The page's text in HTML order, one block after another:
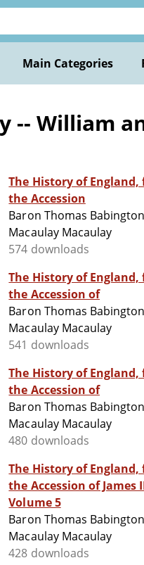
Main Categories
William
The History of England,
the Accession
Baron Thomas Babington
Macaulay Macaulay
574 downloads
The History of England,
the Accession of
Baron Thomas Babington
Macaulay Macaulay
541 downloads
The History of England,
the Accession of
Baron Thomas Babington
Macaulay Macaulay
480 downloads
The History of England,
the Accession of James
Volume 5
Baron Thomas Babington
Macaulay Macaulay
428 downloads